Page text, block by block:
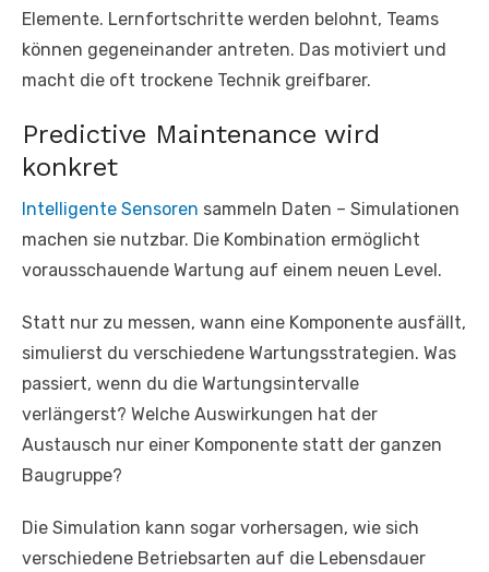
Elemente. Lernfortschritte werden belohnt, Teams
können gegeneinander antreten. Das motiviert und
macht die oft trockene Technik greifbarer.
Predictive Maintenance wird
konkret
Intelligente Sensoren sammeln Daten – Simulationen
machen sie nutzbar. Die Kombination ermöglicht
vorausschauende Wartung auf einem neuen Level.
Statt nur zu messen, wann eine Komponente ausfällt,
simulierst du verschiedene Wartungsstrategien. Was
passiert, wenn du die Wartungsintervalle
verlängerst? Welche Auswirkungen hat der
Austausch nur einer Komponente statt der ganzen
Baugruppe?
Die Simulation kann sogar vorhersagen, wie sich
verschiedene Betriebsarten auf die Lebensdauer